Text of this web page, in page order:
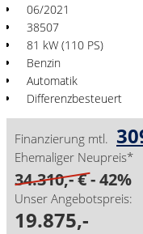
06/2021
38507
81 kW (110 PS)
Benzin
Automatik
Differenzbesteuert
Finanzierung mtl.
Ehemaliger Neupreis*
34.310,- €- 42%
Unser Angebotspreis:
19.875,-